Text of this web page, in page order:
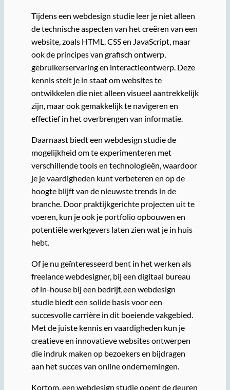
Tijdens een webdesign studie leer je niet alleen
de technische aspecten van het creëren van een
website, zoals HTML, CSS en JavaScript, maar
ook de principes van grafisch ontwerp,
gebruikerservaring en interactieontwerp. Deze
kennis stelt je in staat om websites te
ontwikkelen die niet alleen visueel aantrekkelijk
zijn, maar ook gemakkelijk te navigeren en
effectief in het overbrengen van informatie.
Daarnaast biedt een webdesign studie de
mogelijkheid om te experimenteren met
verschillende tools en technologieën, waardoor
je je vaardigheden kunt verbeteren en op de
hoogte blijft van de nieuwste trends in de
branche. Door praktijkgerichte projecten uit te
voeren, kun je ook je portfolio opbouwen en
potentiële werkgevers laten zien wat je in huis
hebt.
Of je nu geïnteresseerd bent in het werken als
freelance webdesigner, bij een digitaal bureau
of in-house bij een bedrijf, een webdesign
studie biedt een solide basis voor een
succesvolle carrière in dit boeiende vakgebied.
Met de juiste kennis en vaardigheden kun je
creatieve en innovatieve websites ontwerpen
die indruk maken op bezoekers en bijdragen
aan het succes van online ondernemingen.
Kortom, een webdesign studie opent de deuren